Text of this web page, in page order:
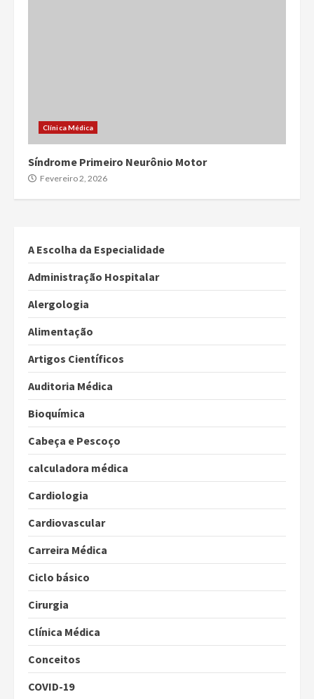
Clínica Médica
Síndrome Primeiro Neurônio Motor
Fevereiro 2, 2026
A Escolha da Especialidade
Administração Hospitalar
Alergologia
Alimentação
Artigos Científicos
Auditoria Médica
Bioquímica
Cabeça e Pescoço
calculadora médica
Cardiologia
Cardiovascular
Carreira Médica
Ciclo básico
Cirurgia
Clínica Médica
Conceitos
COVID-19